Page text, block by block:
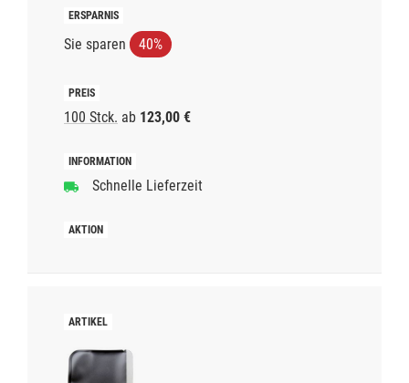
Sie sparen 40%
100 Stck. ab 123,00 €
Schnelle Lieferzeit